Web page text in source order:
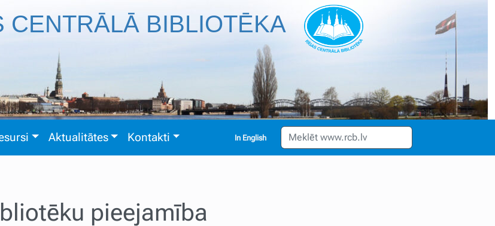
CENTRĀLĀ BIBLIOTĒKA
Aktualitātes Kontakti English
pieejamība